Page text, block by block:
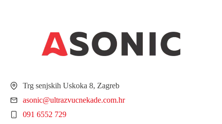
Trg senjskih Uskoka 8, Zagreb
asonic@ultrazvucnekade.com.hr
091 6552 729